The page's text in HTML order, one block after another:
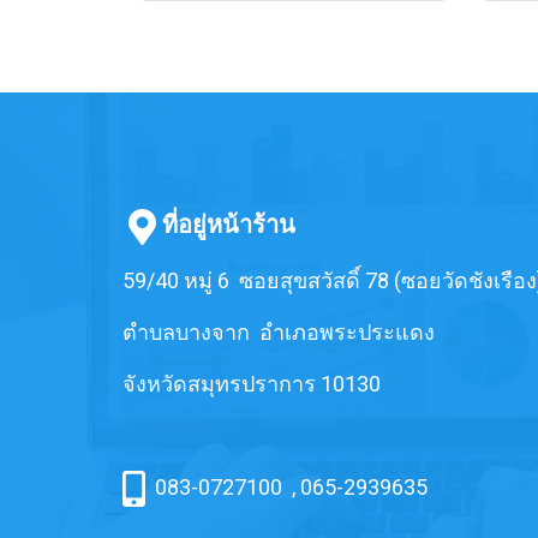
ที่อยู่หน้าร้าน
59/40 หมู่ 6 ซอยสุขสวัสดิ์ 78 (ซอยวัดชังเรือ
ตำบลบางจาก อำเภอพระประแดง
จังหวัดสมุทรปราการ 10130
083-0727100 , 065-2939635